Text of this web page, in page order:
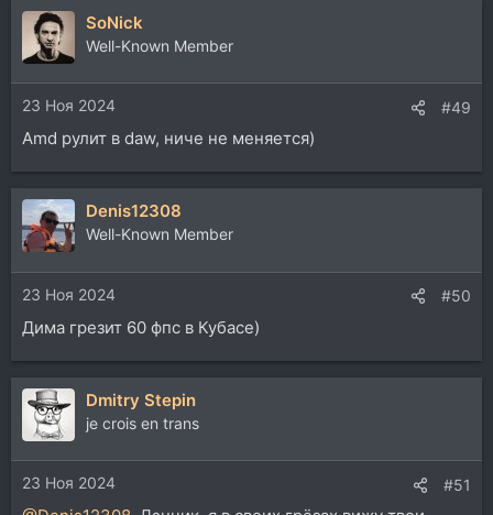
SoNick
Well-Known Member
23 Ноя 2024 #49
Amd рулит в daw, ниче не меняется)
Denis12308
Well-Known Member
23 Ноя 2024 #50
Дима грезит 60 фпс в Кубасе)
Dmitry Stepin
je crois en trans
23 Ноя 2024 #51